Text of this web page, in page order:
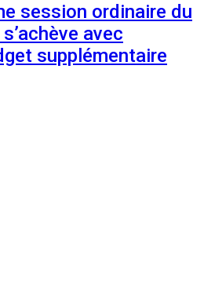
session ordinaire du
avec
supplémentaire